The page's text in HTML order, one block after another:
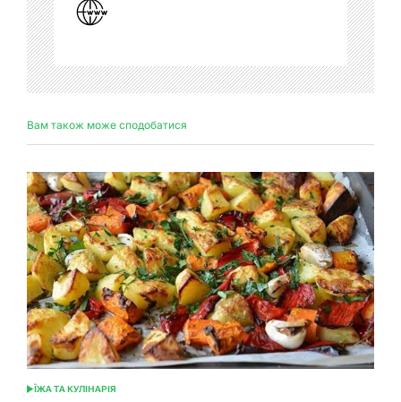
Вам також може сподобатися
ОПУБЛІКУВАТИ
ЇЖА ТА КУЛІНАРІЯ